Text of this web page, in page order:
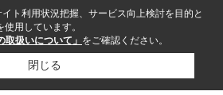
ト利用状況把握、サービス向上検討を目的と
用しています。
取扱いについて」 をご確認ください。
閉じる